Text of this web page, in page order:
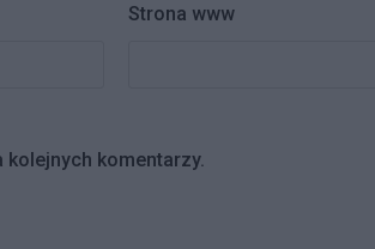
Strona www
komentarzy.